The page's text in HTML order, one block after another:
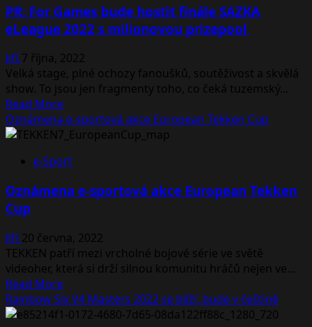
PR: For Games bude hostit finále SAZKA
eLeague 2022 s milionovou prizepool
Jiří7 října, 2022
Velká stage, plné ochozy fanoušků, soutěživost a skvělá
show. To jsou jen fragmenty toho, co čeká tuzemský...
Read MoreRead
more
about
For
bude
SAZKA
eLeague
2022
s
milionovou
prizepool
Oznámena e-sportová akce European Tekken Cup
e-Sport
Oznámena e-sportová akce European Tekken
Cup
Jiří20 června, 2022
TEKKEN patří mezi vrcholné bojové série ve světě
videoher, která si drží silnou komunitu hráčů nejen ve...
Read MoreRead
more
about
Rainbow Six V4 Masters 2022 se blíží, bude v češtině